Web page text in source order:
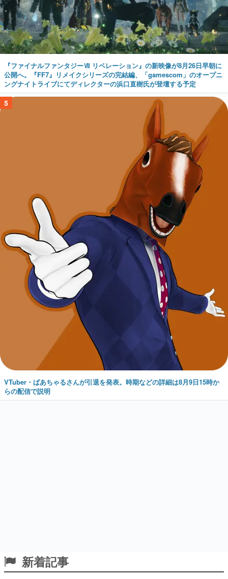
『ファイナルファンタジーⅦ リベレーション』の新映像が8月26日早朝に
公開へ。『FF7』リメイクシリーズの完結編、「gamescom」のオープニ
ングナイトライブにてディレクターの浜口直樹氏が登壇する予定
VTuber・ばあちゃるさんが引退を発表。時期などの詳細は8月9日15時か
らの配信で説明
はサンゴや大きな貝も